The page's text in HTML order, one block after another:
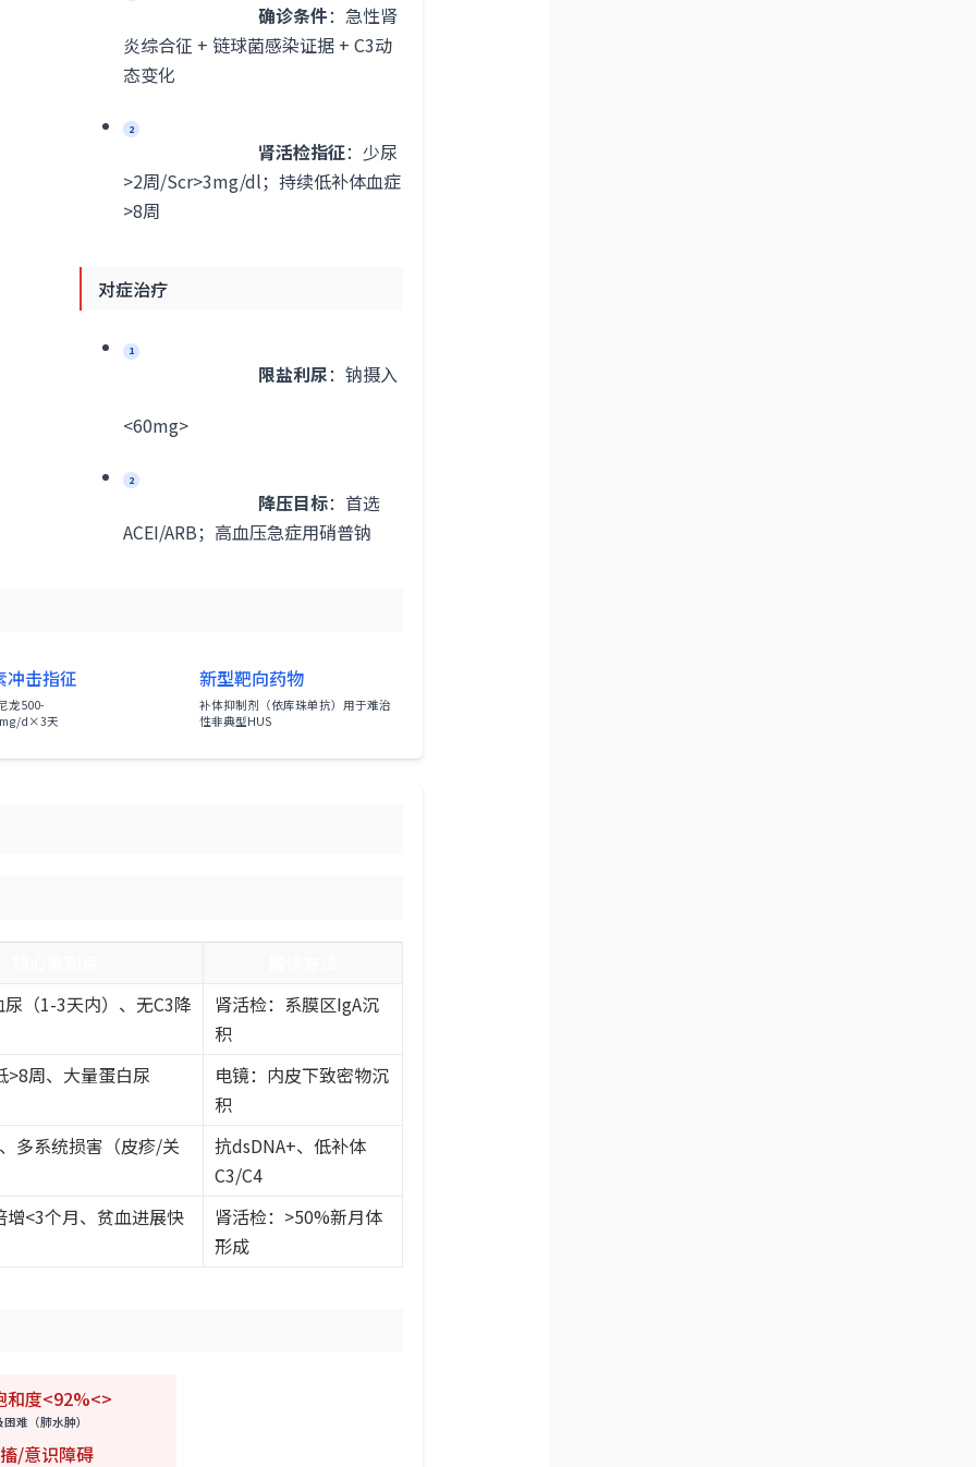
确诊条件：急性肾
炎综合征 + 链球菌感染证据 + C3动
态变化
2
肾活检指征：少尿
>2周/Scr>3mg/dl；持续低补体血症
>8周
对症治疗
1
限盐利尿：钠摄入
<60mg>
2
降压目标：首选
ACEI/ARB；高血压急症用硝普钠
冲击指征
龙500-
d×3天
新型靶向药物
补体抑制剂（依库珠单抗）用于难治
性非典型HUS
（1-3天内）、无C3降
肾活检：系膜区IgA沉
积
>8周、大量蛋白尿
电镜：内皮下致密物沉
积
多系统损害（皮疹/关
抗dsDNA+、低补体
C3/C4
增<3个月、贫血进展快
肾活检：>50%新月体
形成
和度<92%<>
难（肺水肿）
/意识障碍